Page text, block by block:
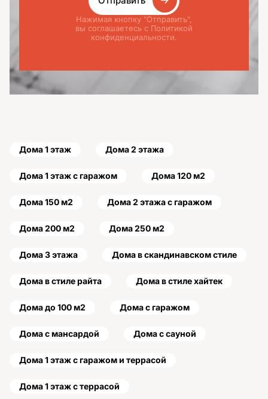
Нажимая кнопку "Отправить",
вы соглашаетесь с Политикой
конфиденциальности.
Дома 1 этаж Дома 2 этажа
Дома 1 этаж с гаражом Дома 120 м2
Дома 150 м2 Дома 2 этажа с гаражом
Дома 200 м2 Дома 250 м2
Дома 3 этажа Дома в скандинавском стиле
Дома в стиле райта Дома в стиле хайтек
Дома до 100 м2 Дома с гаражом
Дома с мансардой Дома с сауной
Дома 1 этаж с гаражом и террасой
Дома 1 этаж с террасой